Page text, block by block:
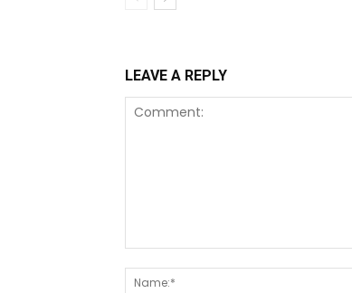
LEAVE A REPLY